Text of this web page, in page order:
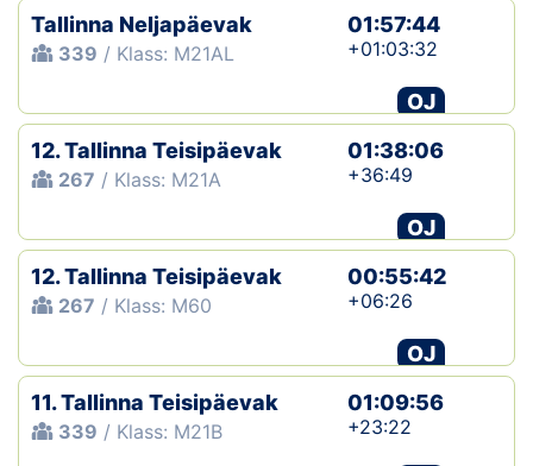
Tallinna Neljapäevak
339 / Klass: M21AL
01:57:44
+01:03:32
OJ
12. Tallinna Teisipäevak
267 / Klass: M21A
01:38:06
+36:49
OJ
12. Tallinna Teisipäevak
267 / Klass: M60
00:55:42
+06:26
OJ
11. Tallinna Teisipäevak
339 / Klass: M21B
01:09:56
+23:22